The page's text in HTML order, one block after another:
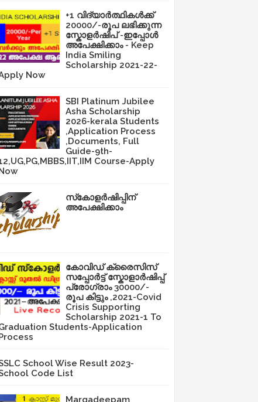
+1 വിദ്യാർത്ഥികൾക്ക്
20000/-രൂപ ലഭിക്കുന്ന
സ്കോളർഷിപ് -ഇപ്പോൾ
അപേക്ഷിക്കാം - Keep
India Smiling
Scholarship 2021-22-
Now
SBI Platinum Jubilee
Asha Scholarship
2026-kerala Students
,Application Process
,Documents, Full
Guide-9th-
Course-Apply
സ്‌കോളർഷിപ്പിന്
അപേക്ഷിക്കാം
കോവിഡ് ക്രൈസിസ്
സപ്പോർട്ട് സ്കോളാർഷിപ്പ്
പ്രോഗ്രാം 30000/-
രൂപ കിട്ടും ,2021-Covid
Crisis Supporting
Scholarship 2021-1 To
Students-Application
School Wise Result 2023-
Code List
Margadeepam